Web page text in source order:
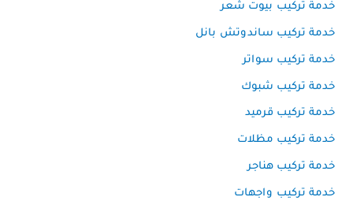
خدمة تركيب بيوت شعر
خدمة تركيب ساندوتش بانل
خدمة تركيب سواتر
خدمة تركيب شبوك
خدمة تركيب قرميد
خدمة تركيب مظلات
خدمة تركيب هناجر
خدمة تركيب واجهات